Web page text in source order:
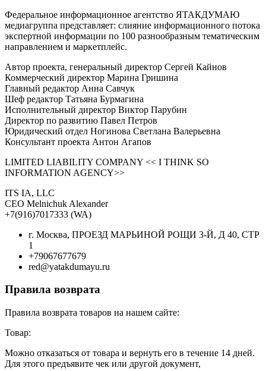
Федеральное информационное агентство ЯТАКДУМАЮ
медиагруппа представляет: слияние информационного потока
экспертной информации по 100 разнообразным тематическим
направлением и маркетплейс.
Автор проекта, генеральный директор Сергей Кайнов
Коммерческий директор Марина Гришина
Главный редактор Анна Савчук
Шеф редактор Татьяна Бурмагина
Исполнительный директор Виктор Парубин
Директор по развитию Павел Петров
Юридический отдел Ногинова Светлана Валерьевна
Консультант проекта Антон Агапов
LIMITED LIABILITY COMPANY << I THINK SO
INFORMATION AGENCY>>
ITS IA, LLC
CEO Melnichuk Alexander
+7(916)7017333 (WA)
г. Москва, ПРОЕЗД МАРЬИНОЙ РОЩИ 3-Й, Д 40, СТР
1
+79067677679
red@yatakdumayu.ru
Правила возврата
Правила возврата товаров на нашем сайте:
Товар:
Можно отказаться от товара и вернуть его в течение 14 дней.
Для этого предъявите чек или другой документ,